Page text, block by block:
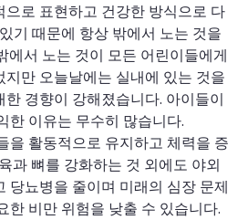
로 표현하고 건강한 방식으로 다
기 때문에 항상 밖에서 노는 것을
에서 노는 것이 모든 어린이들에게
만 오늘날에는 실내에 있는 것을
경향이 강해졌습니다. 아이들이
한 이유는 무수히 많습니다.
을 활동적으로 유지하고 체력을 증
과 뼈를 강화하는 것 외에도 야외
당뇨병을 줄이며 미래의 심장 문제
한 비만 위험을 낮출 수 있습니다.